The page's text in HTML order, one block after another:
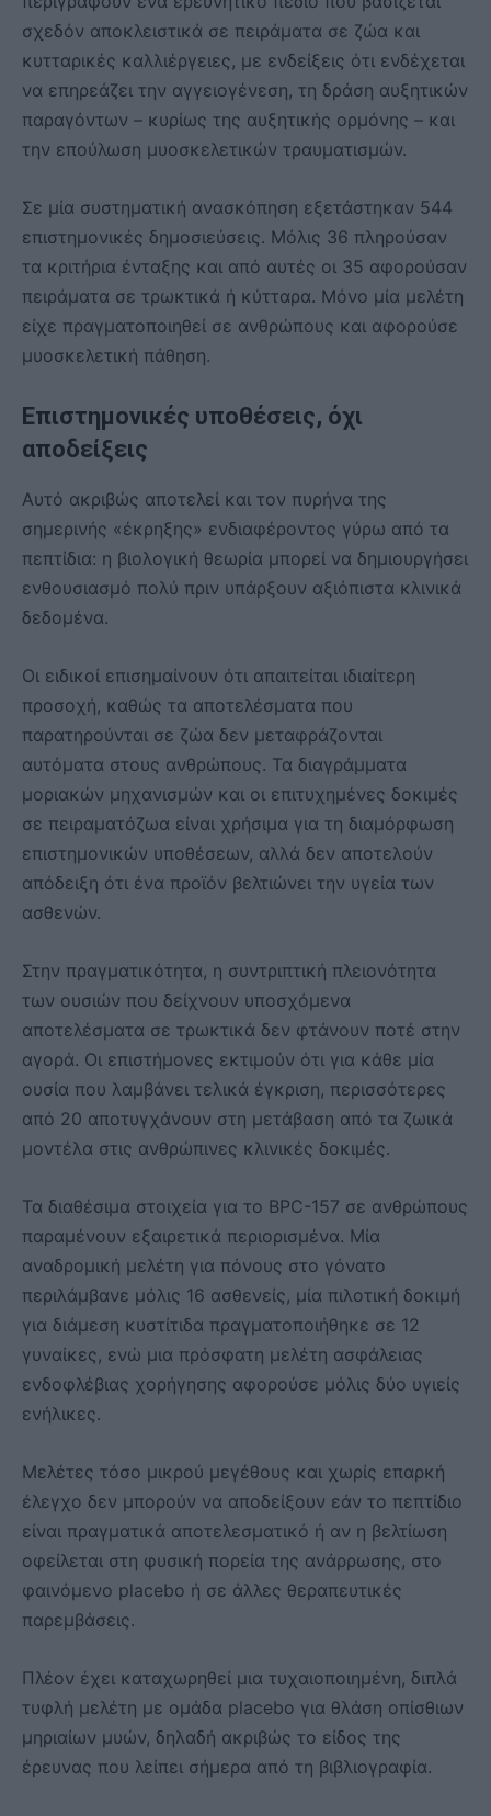
σχεδόν αποκλειστικά σε πειράματα σε ζώα και
κυτταρικές καλλιέργειες, με ενδείξεις ότι ενδέχεται
να επηρεάζει την αγγειογένεση, τη δράση αυξητικών
παραγόντων – κυρίως της αυξητικής ορμόνης – και
την επούλωση μυοσκελετικών τραυματισμών.
Σε μία συστηματική ανασκόπηση εξετάστηκαν 544
επιστημονικές δημοσιεύσεις. Μόλις 36 πληρούσαν
τα κριτήρια ένταξης και από αυτές οι 35 αφορούσαν
πειράματα σε τρωκτικά ή κύτταρα. Μόνο μία μελέτη
είχε πραγματοποιηθεί σε ανθρώπους και αφορούσε
μυοσκελετική πάθηση.
Επιστημονικές υποθέσεις, όχι
αποδείξεις
Αυτό ακριβώς αποτελεί και τον πυρήνα της
σημερινής «έκρηξης» ενδιαφέροντος γύρω από τα
πεπτίδια: η βιολογική θεωρία μπορεί να δημιουργήσει
ενθουσιασμό πολύ πριν υπάρξουν αξιόπιστα κλινικά
δεδομένα.
Οι ειδικοί επισημαίνουν ότι απαιτείται ιδιαίτερη
προσοχή, καθώς τα αποτελέσματα που
παρατηρούνται σε ζώα δεν μεταφράζονται
αυτόματα στους ανθρώπους. Τα διαγράμματα
μοριακών μηχανισμών και οι επιτυχημένες δοκιμές
σε πειραματόζωα είναι χρήσιμα για τη διαμόρφωση
επιστημονικών υποθέσεων, αλλά δεν αποτελούν
απόδειξη ότι ένα προϊόν βελτιώνει την υγεία των
ασθενών.
Στην πραγματικότητα, η συντριπτική πλειονότητα
των ουσιών που δείχνουν υποσχόμενα
αποτελέσματα σε τρωκτικά δεν φτάνουν ποτέ στην
αγορά. Οι επιστήμονες εκτιμούν ότι για κάθε μία
ουσία που λαμβάνει τελικά έγκριση, περισσότερες
από 20 αποτυγχάνουν στη μετάβαση από τα ζωικά
μοντέλα στις ανθρώπινες κλινικές δοκιμές.
Τα διαθέσιμα στοιχεία για το BPC-157 σε ανθρώπους
παραμένουν εξαιρετικά περιορισμένα. Μία
αναδρομική μελέτη για πόνους στο γόνατο
περιλάμβανε μόλις 16 ασθενείς, μία πιλοτική δοκιμή
για διάμεση κυστίτιδα πραγματοποιήθηκε σε 12
γυναίκες, ενώ μια πρόσφατη μελέτη ασφάλειας
ενδοφλέβιας χορήγησης αφορούσε μόλις δύο υγιείς
ενήλικες.
Μελέτες τόσο μικρού μεγέθους και χωρίς επαρκή
έλεγχο δεν μπορούν να αποδείξουν εάν το πεπτίδιο
είναι πραγματικά αποτελεσματικό ή αν η βελτίωση
οφείλεται στη φυσική πορεία της ανάρρωσης, στο
φαινόμενο placebo ή σε άλλες θεραπευτικές
παρεμβάσεις.
Πλέον έχει καταχωρηθεί μια τυχαιοποιημένη, διπλά
τυφλή μελέτη με ομάδα placebo για θλάση οπίσθιων
μηριαίων μυών, δηλαδή ακριβώς το είδος της
έρευνας που λείπει σήμερα από τη βιβλιογραφία.